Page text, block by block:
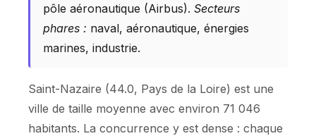
pôle aéronautique (Airbus). Secteurs
phares : naval, aéronautique, énergies
marines, industrie.
Saint-Nazaire (44.0, Pays de la Loire) est une
ville de taille moyenne avec environ 71 046
habitants. La concurrence y est dense : chaque